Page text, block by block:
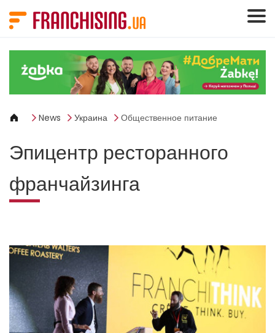
News Украина Общественное питание
Эпицентр ресторанного
франчайзинга